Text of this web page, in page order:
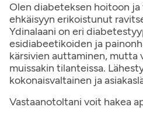
Olen diabeteksen hoitoon
ehkäisyyn erikoistunut
Ydinalaani on eri
esidiabeetikoiden ja
kärsivien auttaminen, mutta
muissakin tilanteissa.
kokonaisvaltainen ja
Vastaanotoltani voit hakea